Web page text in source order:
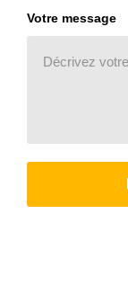
Votre message